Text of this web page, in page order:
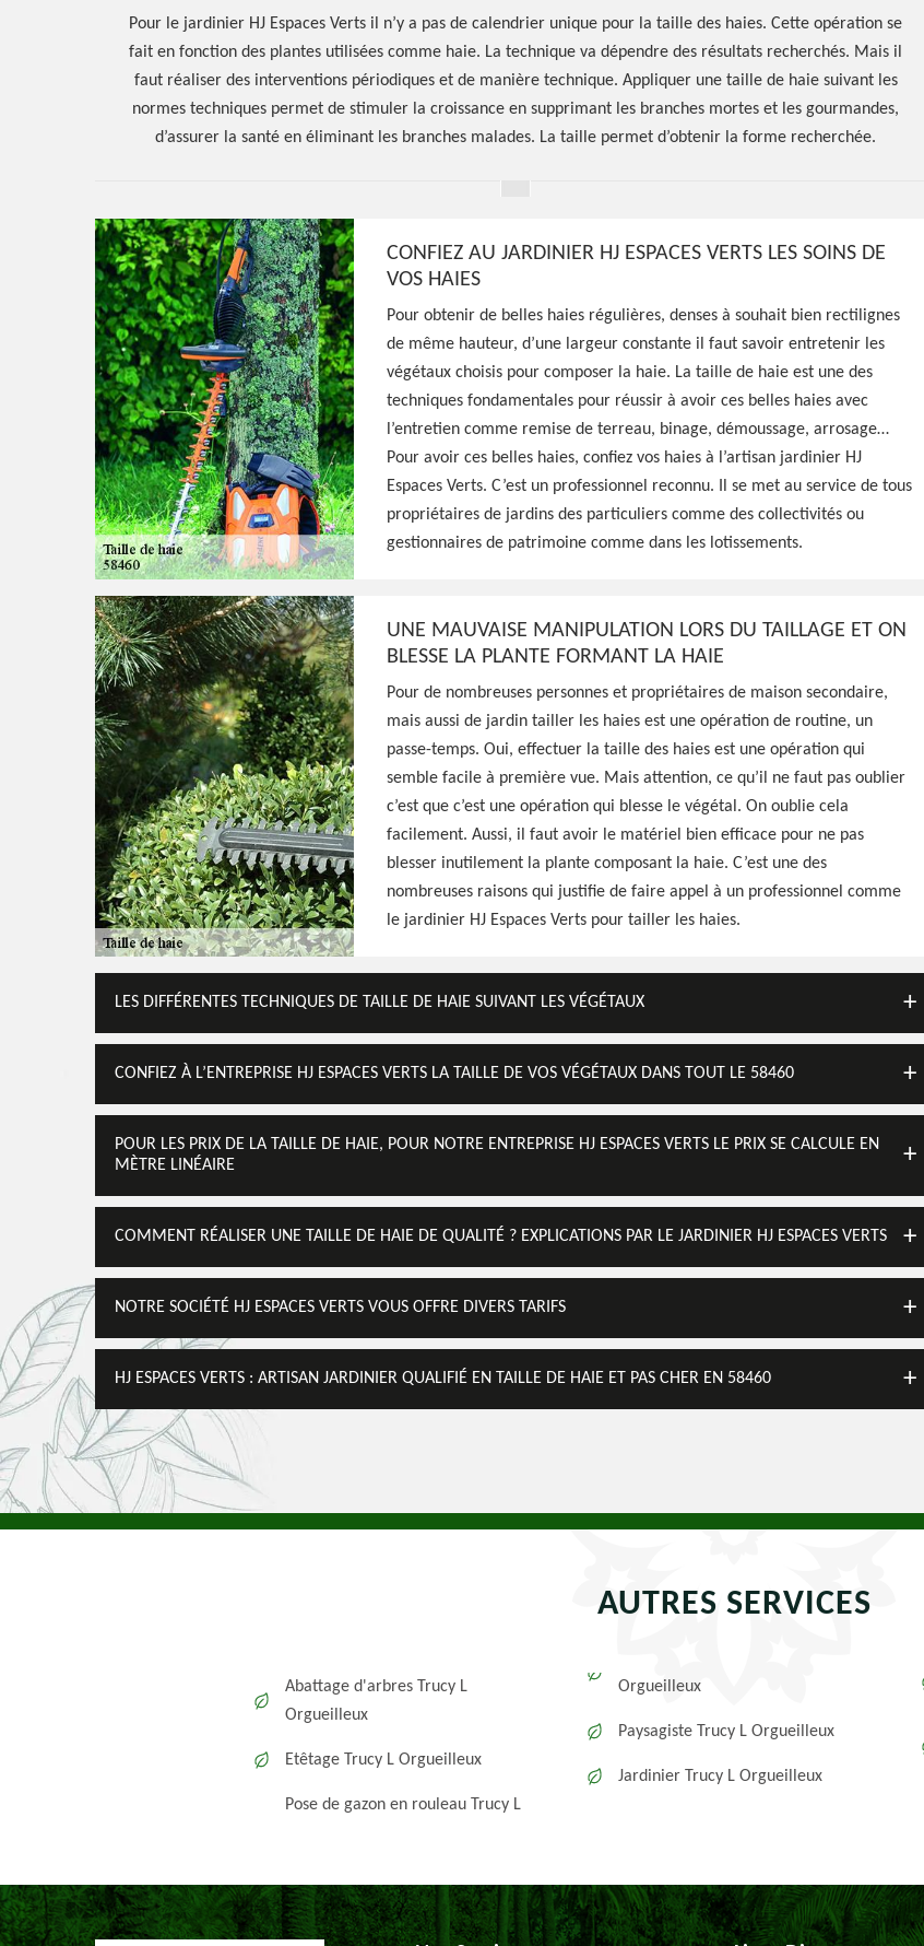
Hoerter Joseph Elagage 58
Entreprise taille de haie
Trucy L Orgueilleux
58460
Excellent jardinier à Trucy L Orgueilleux 58460, HJ Espaces Verts peut
réaliser une taille de formation, d'entretien, ou de fructification pour
vos haies, prestation de qualité et main-d'oeuvre pas cher
Voir Nos Realisations Contactez-Nous!
Pour le jardinier HJ Espaces Verts il n’y a pas de calendrier unique pour la taille des haies. Cette opération se
fait en fonction des plantes utilisées comme haie. La technique va dépendre des résultats recherchés. Mais il
faut réaliser des interventions périodiques et de manière technique. Appliquer une taille de haie suivant les
normes techniques permet de stimuler la croissance en supprimant les branches mortes et les gourmandes,
d’assurer la santé en éliminant les branches malades. La taille permet d’obtenir la forme recherchée.
CONFIEZ AU JARDINIER HJ ESPACES VERTS LES SOINS DE
VOS HAIES
Pour obtenir de belles haies régulières, denses à souhait bien rectilignes
de même hauteur, d’une largeur constante il faut savoir entretenir les
végétaux choisis pour composer la haie. La taille de haie est une des
techniques fondamentales pour réussir à avoir ces belles haies avec
l’entretien comme remise de terreau, binage, démoussage, arrosage…
Pour avoir ces belles haies, confiez vos haies à l’artisan jardinier HJ
Espaces Verts. C’est un professionnel reconnu. Il se met au service de tous
propriétaires de jardins des particuliers comme des collectivités ou
gestionnaires de patrimoine comme dans les lotissements.
UNE MAUVAISE MANIPULATION LORS DU TAILLAGE ET ON
BLESSE LA PLANTE FORMANT LA HAIE
Pour de nombreuses personnes et propriétaires de maison secondaire,
mais aussi de jardin tailler les haies est une opération de routine, un
passe-temps. Oui, effectuer la taille des haies est une opération qui
semble facile à première vue. Mais attention, ce qu’il ne faut pas oublier
c’est que c’est une opération qui blesse le végétal. On oublie cela
facilement. Aussi, il faut avoir le matériel bien efficace pour ne pas
blesser inutilement la plante composant la haie. C’est une des
nombreuses raisons qui justifie de faire appel à un professionnel comme
le jardinier HJ Espaces Verts pour tailler les haies.
LES DIFFÉRENTES TECHNIQUES DE TAILLE DE HAIE SUIVANT LES VÉGÉTAUX
CONFIEZ À L’ENTREPRISE HJ ESPACES VERTS LA TAILLE DE VOS VÉGÉTAUX DANS TOUT LE 58460
POUR LES PRIX DE LA TAILLE DE HAIE, POUR NOTRE ENTREPRISE HJ ESPACES VERTS LE PRIX SE CALCULE EN
MÈTRE LINÉAIRE
COMMENT RÉALISER UNE TAILLE DE HAIE DE QUALITÉ ? EXPLICATIONS PAR LE JARDINIER HJ ESPACES VERTS
NOTRE SOCIÉTÉ HJ ESPACES VERTS VOUS OFFRE DIVERS TARIFS
HJ ESPACES VERTS : ARTISAN JARDINIER QUALIFIÉ EN TAILLE DE HAIE ET PAS CHER EN 58460
AUTRES SERVICES
Abattage d'arbres Trucy L
Orgueilleux
Etêtage Trucy L Orgueilleux
Pose de gazon en rouleau Trucy L
Orgueilleux
Paysagiste Trucy L Orgueilleux
Jardinier Trucy L Orgueilleux